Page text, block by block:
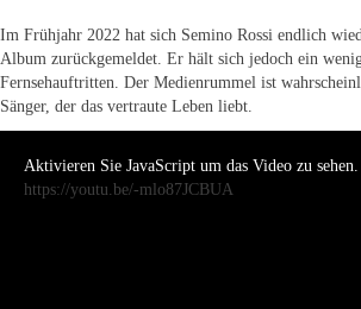
Im Frühjahr 2022 hat sich Semino Rossi endlich
Album zurückgemeldet. Er hält sich jedoch ein
Fernsehauftritten. Der Medienrummel ist
Sänger, der das vertraute Leben liebt.
Aktivieren Sie JavaScript um das Video zu sehen.
https://youtu.be/-mlo87JCBUA